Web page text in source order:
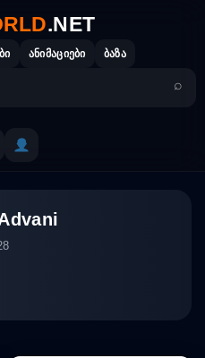
.NET
ანიმაციები ბაზა